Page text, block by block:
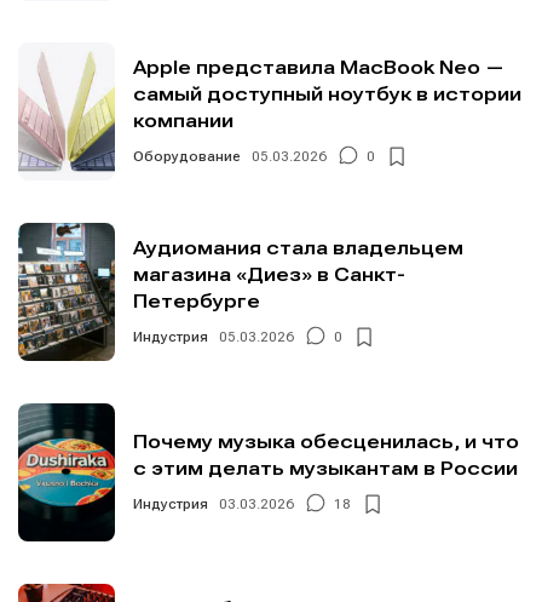
Apple представила MacBook Neo —
самый доступный ноутбук в истории
компании
Оборудование 05.03.2026 0
Аудиомания стала владельцем
магазина «Диез» в Санкт-
Петербурге
Индустрия 05.03.2026 0
Почему музыка обесценилась, и что
с этим делать музыкантам в России
Индустрия 03.03.2026 18